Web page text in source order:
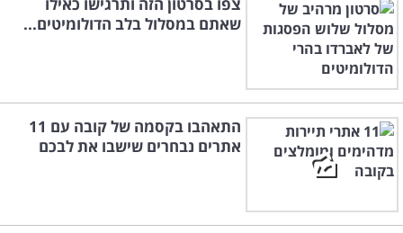
שאתם במסלול בלב הדולומיטים...
התאהבו בקסמה של קובה עם 11
אתרים נבחרים שישבו את לבכם